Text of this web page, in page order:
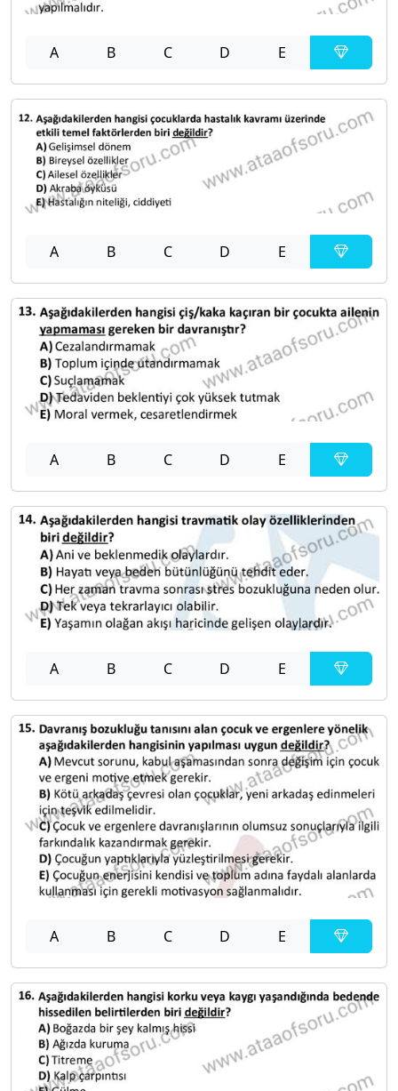
A B C D E
A B C D E
A B C D E
A B C D E
A B C D E